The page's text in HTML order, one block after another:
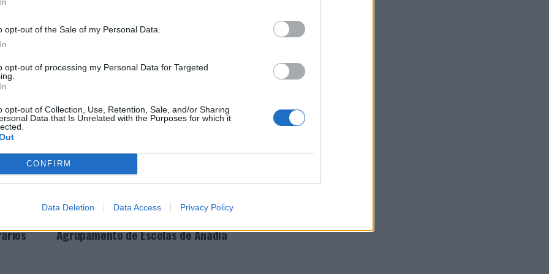
opt-out of the Sale of my Personal Data.
opt-out of processing my Personal Data for Targeted
opt-out of Collection, Use, Retention, Sale, and/or Sharing
Data that Is Unrelated with the Purposes for which it
CONFIRM
Data Deletion Data Access Privacy Policy
de investigação: Centro de Investigação em
Produtos da Floresta (CIEPQPF), Centro de
Mechanical Engineering, Materials and Processes
Sistemas e Computadores de Coimbra (INESC
entre os investigadores Rui Martins, Luísa
Paula Morais e Nuno Simões.
PRÓXIMO
Agrupamento de Escolas de Anadia